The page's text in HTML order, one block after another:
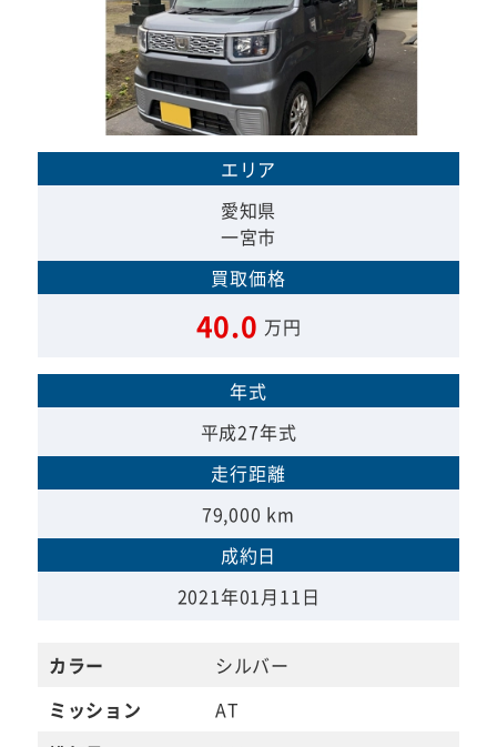
エリア
愛知県
一宮市
買取価格
40.0 万円
年式
平成27年式
走行距離
79,000 km
成約日
2021年01月11日
カラー
シルバー
ミッション
AT